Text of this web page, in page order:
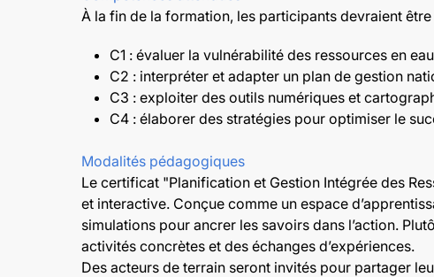
À la fin de la formation, les participants devraient
C1 : évaluer la vulnérabilité des ressources en
C2 : interpréter et adapter un plan de gestion
C3 : exploiter des outils numériques et
C4 : élaborer des stratégies pour optimiser le
Modalités pédagogiques
Le certificat "Planification et Gestion Intégrée des
et interactive. Conçue comme un espace
simulations pour ancrer les savoirs dans l’action.
activités concrètes et des échanges d’expériences.
Des acteurs de terrain seront invités pour partager